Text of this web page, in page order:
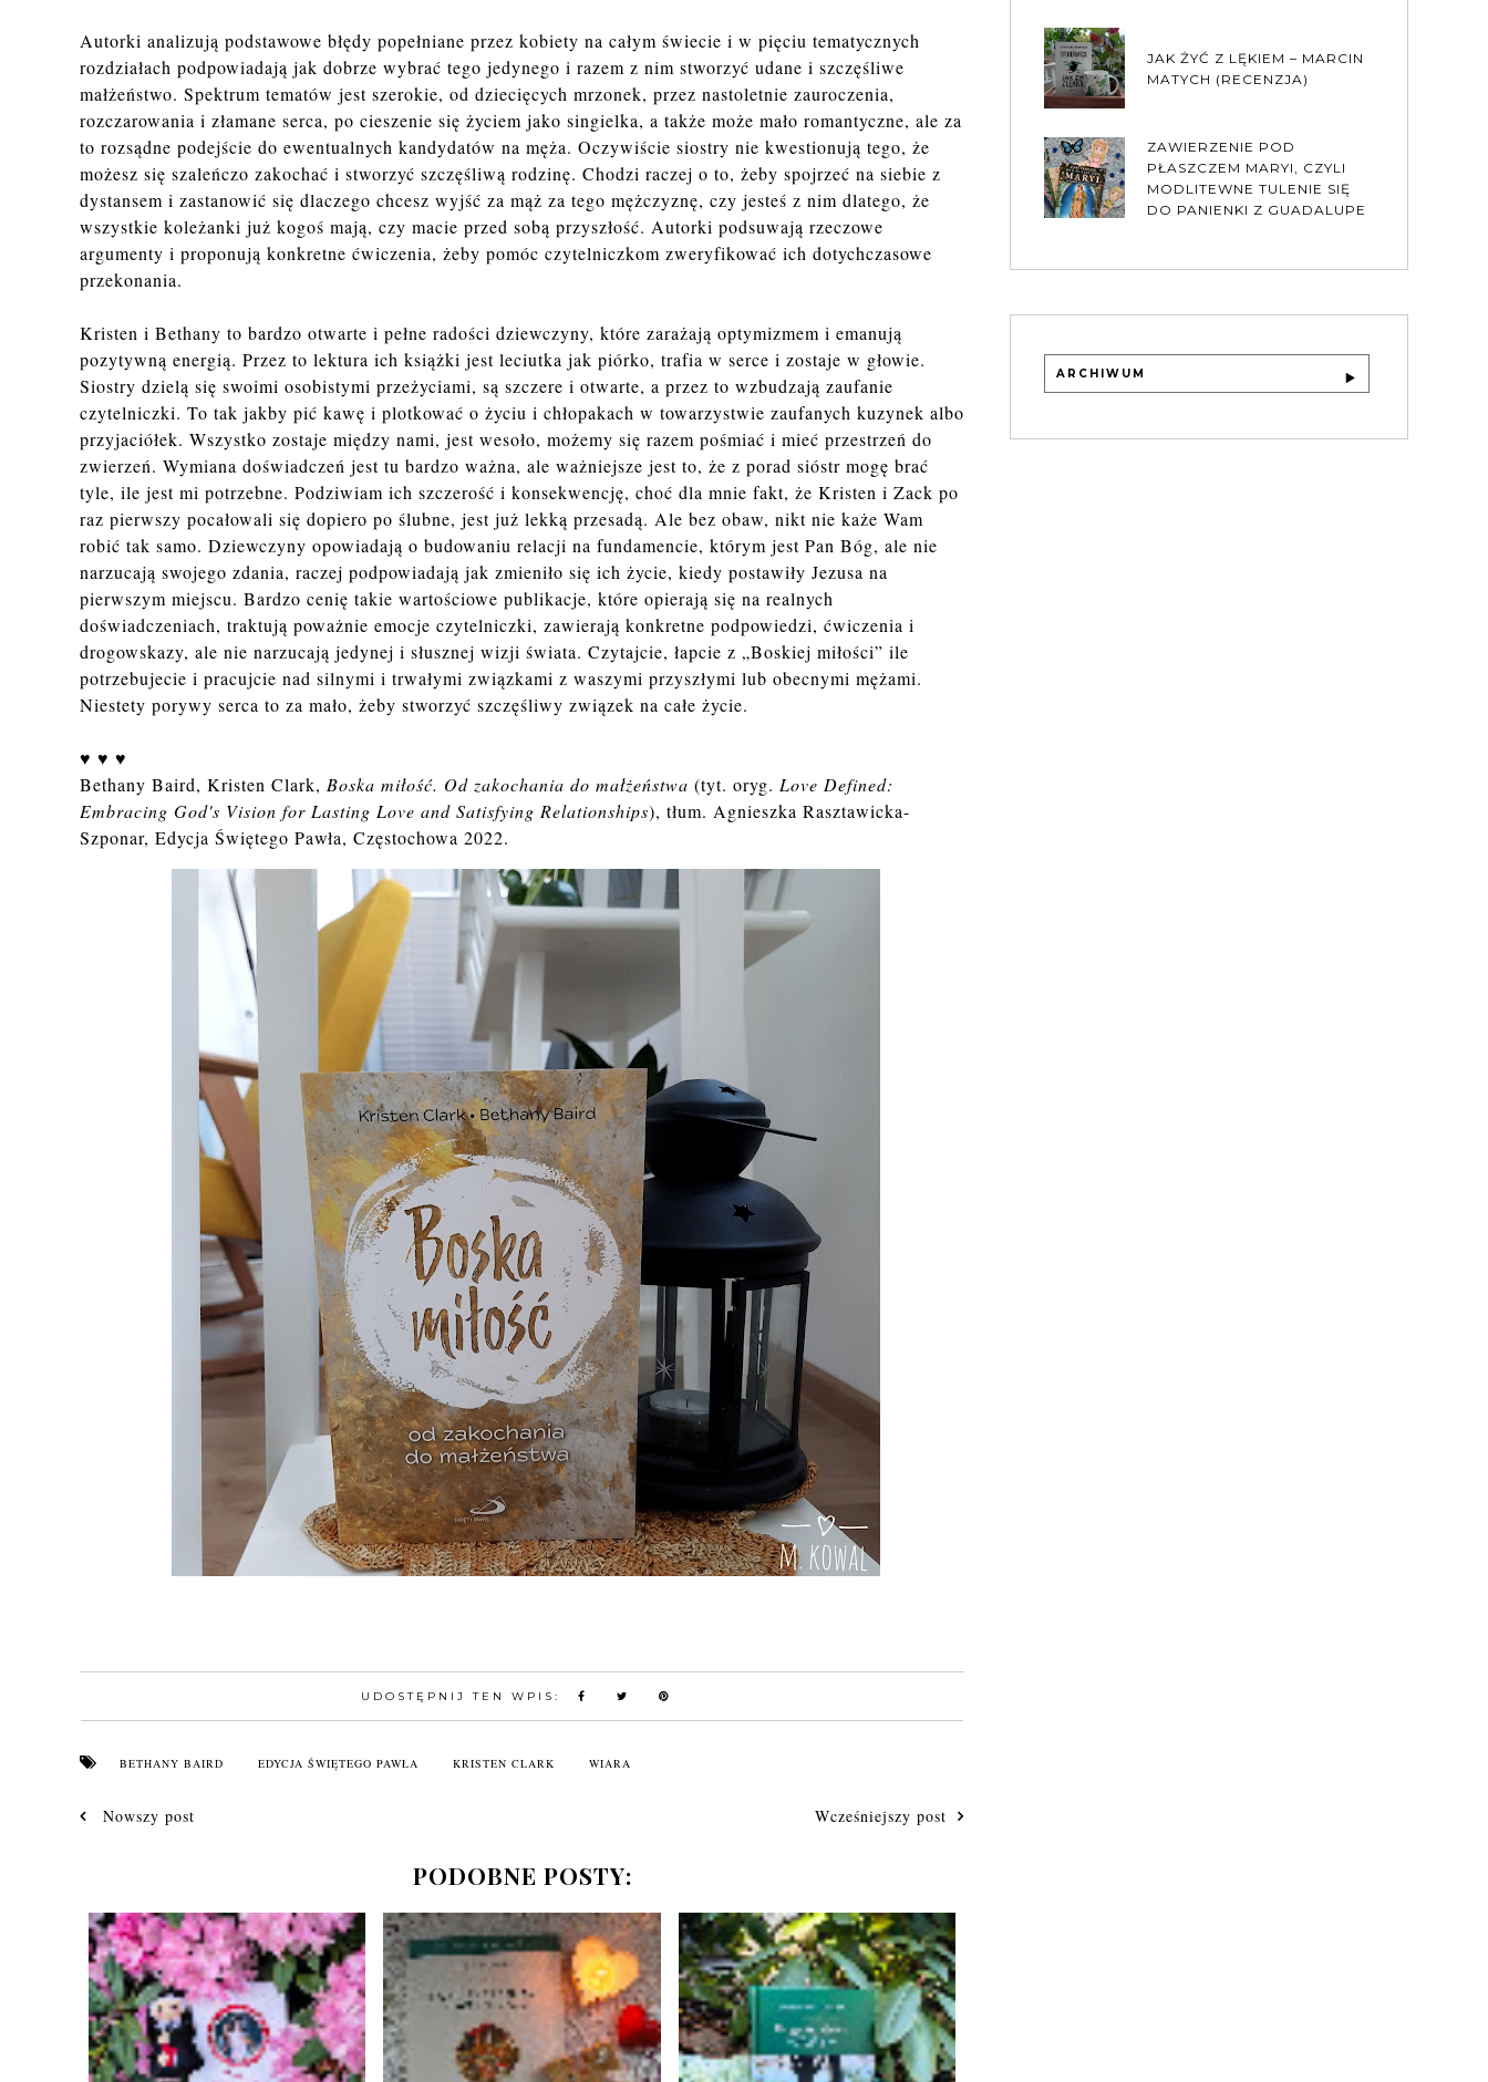
Autorki analizują podstawowe błędy popełniane przez kobiety na całym świecie i w pięciu tematycznych
rozdziałach podpowiadają jak dobrze wybrać tego jedynego i razem z nim stworzyć udane i szczęśliwe
małżeństwo. Spektrum tematów jest szerokie, od dziecięcych mrzonek, przez nastoletnie zauroczenia,
rozczarowania i złamane serca, po cieszenie się życiem jako singielka, a także może mało romantyczne, ale za
to rozsądne podejście do ewentualnych kandydatów na męża. Oczywiście siostry nie kwestionują tego, że
możesz się szaleńczo zakochać i stworzyć szczęśliwą rodzinę. Chodzi raczej o to, żeby spojrzeć na siebie z
dystansem i zastanowić się dlaczego chcesz wyjść za mąż za tego mężczyznę, czy jesteś z nim dlatego, że
wszystkie koleżanki już kogoś mają, czy macie przed sobą przyszłość. Autorki podsuwają rzeczowe
argumenty i proponują konkretne ćwiczenia, żeby pomóc czytelniczkom zweryfikować ich dotychczasowe
przekonania.
Kristen i Bethany to bardzo otwarte i pełne radości dziewczyny, które zarażają optymizmem i emanują
pozytywną energią. Przez to lektura ich książki jest leciutka jak piórko, trafia w serce i zostaje w głowie.
Siostry dzielą się swoimi osobistymi przeżyciami, są szczere i otwarte, a przez to wzbudzają zaufanie
czytelniczki. To tak jakby pić kawę i plotkować o życiu i chłopakach w towarzystwie zaufanych kuzynek albo
przyjaciółek. Wszystko zostaje między nami, jest wesoło, możemy się razem pośmiać i mieć przestrzeń do
zwierzeń. Wymiana doświadczeń jest tu bardzo ważna, ale ważniejsze jest to, że z porad sióstr mogę brać
tyle, ile jest mi potrzebne. Podziwiam ich szczerość i konsekwencję, choć dla mnie fakt, że Kristen i Zack po
raz pierwszy pocałowali się dopiero po ślubne, jest już lekką przesadą. Ale bez obaw, nikt nie każe Wam
robić tak samo. Dziewczyny opowiadają o budowaniu relacji na fundamencie, którym jest Pan Bóg, ale nie
narzucają swojego zdania, raczej podpowiadają jak zmieniło się ich życie, kiedy postawiły Jezusa na
pierwszym miejscu. Bardzo cenię takie wartościowe publikacje, które opierają się na realnych
doświadczeniach, traktują poważnie emocje czytelniczki, zawierają konkretne podpowiedzi, ćwiczenia i
drogowskazy, ale nie narzucają jedynej i słusznej wizji świata. Czytajcie, łapcie z „Boskiej miłości” ile
potrzebujecie i pracujcie nad silnymi i trwałymi związkami z waszymi przyszłymi lub obecnymi mężami.
Niestety porywy serca to za mało, żeby stworzyć szczęśliwy związek na całe życie.
♥ ♥ ♥
Bethany Baird, Kristen Clark, Boska miłość. Od zakochania do małżeństwa (tyt. oryg. Love Defined:
Embracing God's Vision for Lasting Love and Satisfying Relationships), tłum. Agnieszka Rasztawicka-
Szponar, Edycja Świętego Pawła, Częstochowa 2022.
UDOSTĘPNIJ TEN WPIS:
BETHANY BAIRD EDYCJA ŚWIĘTEGO PAWŁA KRISTEN CLARK WIARA
Nowszy post Wcześniejszy post
PODOBNE POSTY:
JAK ŻYĆ Z LĘKIEM – MARCIN
MATYCH (RECENZJA)
ZAWIERZENIE POD
PŁASZCZEM MARYI, CZYLI
MODLITEWNE TULENIE SIĘ
DO PANIENKI Z GUADALUPE
ARCHIWUM